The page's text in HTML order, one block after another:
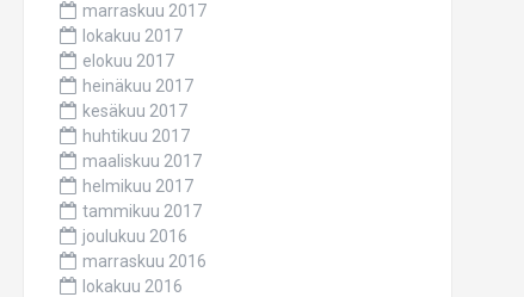
marraskuu 2017
lokakuu 2017
elokuu 2017
heinäkuu 2017
kesäkuu 2017
huhtikuu 2017
maaliskuu 2017
helmikuu 2017
tammikuu 2017
joulukuu 2016
marraskuu 2016
lokakuu 2016